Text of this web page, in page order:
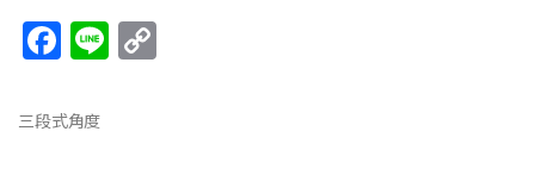
F
c
Li
三段式角度